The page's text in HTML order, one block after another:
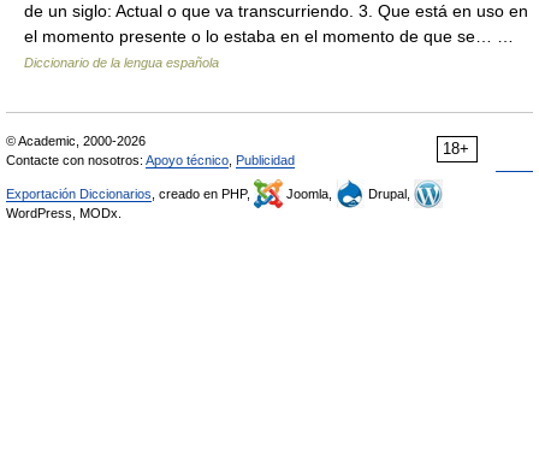
de un siglo: Actual o que va transcurriendo. 3. Que está en uso en
el momento presente o lo estaba en el momento de que se… …
Diccionario de la lengua española
18+
© Academic, 2000-2026
Contacte con nosotros: Apoyo técnico Publicidad
Exportación Diccionarios , creado en PHP, Joomla,
Drupal,
WordPress, MODx.